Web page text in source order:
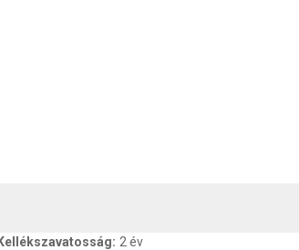
Kellékszavatosság: 2 év